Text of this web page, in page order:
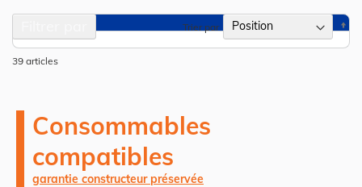
39 articles
Trier par
Consommables
compatibles
garantie constructeur préservée